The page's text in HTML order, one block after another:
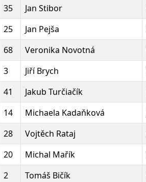
35 Jan Stibor
25 Jan Pejša
68 Veronika Novotná
3 Jiří Brych
41 Jakub Turčiačík
14 Michaela Kadaňková
28 Vojtěch Rataj
20 Michal Mařík
2 Tomáš Bičík